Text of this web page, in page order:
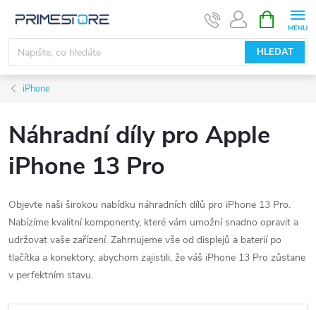
obsah
HLEDAT
NÁKUPNÍ
KOŠÍK
iPhone
Náhradní díly pro Apple
iPhone 13 Pro
Objevte naši širokou nabídku náhradních dílů pro iPhone 13 Pro.
Nabízíme kvalitní komponenty, které vám umožní snadno opravit a
udržovat vaše zařízení. Zahrnujeme vše od displejů a baterií po
tlačítka a konektory, abychom zajistili, že váš iPhone 13 Pro zůstane
v perfektním stavu.